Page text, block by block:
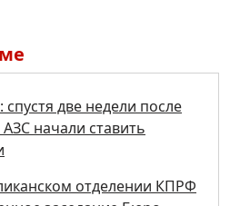
спустя две недели после
начали ставить
отделении КПРФ